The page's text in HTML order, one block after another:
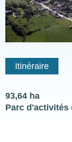
géographiques
Itinéraire
93,64 ha
Parc